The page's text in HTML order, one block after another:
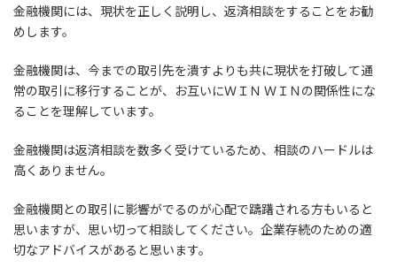
金融機関には、現状を正しく説明し、返済相談をすることをお勧
めします。
金融機関は、今までの取引先を潰すよりも共に現状を打破して通
常の取引に移行することが、お互いにＷＩＮ ＷＩＮの関係性にな
ることを理解しています。
金融機関は返済相談を数多く受けているため、相談のハードルは
高くありません。
金融機関との取引に影響がでるのが心配で躊躇される方もいると
思いますが、思い切って相談してください。企業存続のための適
切なアドバイスがあると思います。